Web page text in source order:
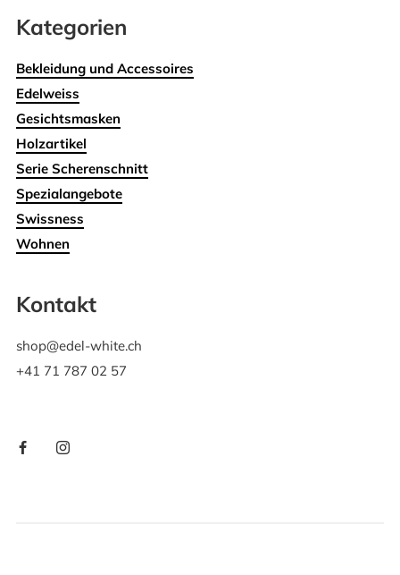
Kategorien
Bekleidung und Accessoires
Edelweiss
Gesichtsmasken
Holzartikel
Serie Scherenschnitt
Spezialangebote
Swissness
Wohnen
Kontakt
shop@edel-white.ch
+41 71 787 02 57